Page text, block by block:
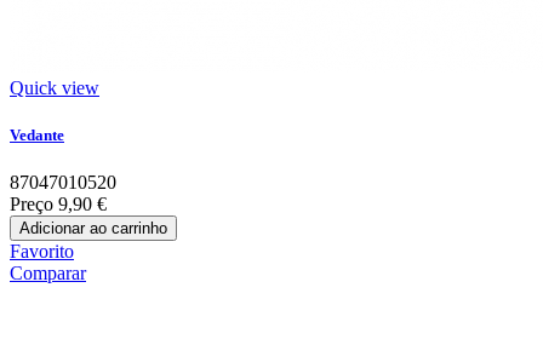
Quick view
Vedante
87047010520
Preço 9,90 €
Adicionar ao carrinho
Favorito
Comparar